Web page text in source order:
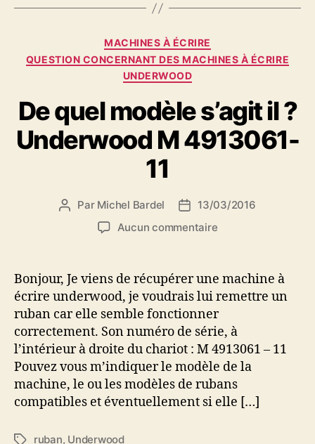
Catégories
MACHINES À ÉCRIRE
QUESTION CONCERNANT DES MACHINES À ÉCRIRE
UNDERWOOD
De quel modèle s’agit il ?
Underwood M 4913061-
11
Auteur
Par Michel Bardel
Date13/03/2016
Aucun commentairesur
modèle
il
?
Underwood
M
4913061-
11
Bonjour, Je viens de récupérer une machine à
écrire underwood, je voudrais lui remettre un
ruban car elle semble fonctionner
correctement. Son numéro de série, à
l’intérieur à droite du chariot : M 4913061 – 11
Pouvez vous m’indiquer le modèle de la
machine, le ou les modèles de rubans
compatibles et éventuellement si elle […]
Étiquettes
ruban, Underwood